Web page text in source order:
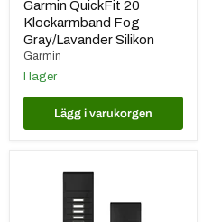
Garmin QuickFit 20
Klockarmband Fog
Gray/Lavander Silikon
Garmin
I lager
Lägg i varukorgen
Klockarmband